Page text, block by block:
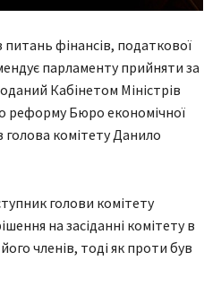
фінансів, податкової
парламенту прийняти за
Кабінетом Міністрів
реформу Бюро економічної
комітету Данило
голови комітету
на засіданні комітету в
членів, тоді як проти був